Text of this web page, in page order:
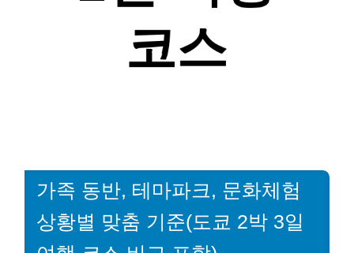
가족 동반, 테마파크, 문화체험
상황별 맞춤 기준(도쿄 2박 3일